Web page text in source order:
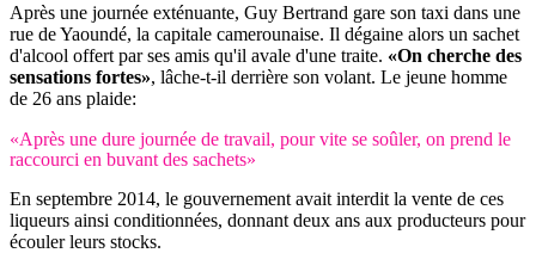
Après une journée exténuante, Guy Bertrand gare son taxi dans une
rue de Yaoundé, la capitale camerounaise. Il dégaine alors un sachet
d'alcool offert par ses amis qu'il avale d'une traite. «On cherche des
sensations fortes», lâche-t-il derrière son volant. Le jeune homme
de 26 ans plaide:
«Après une dure journée de travail, pour vite se soûler, on prend le
raccourci en buvant des sachets»
En septembre 2014, le gouvernement avait interdit la vente de ces
liqueurs ainsi conditionnées, donnant deux ans aux producteurs pour
écouler leurs stocks.